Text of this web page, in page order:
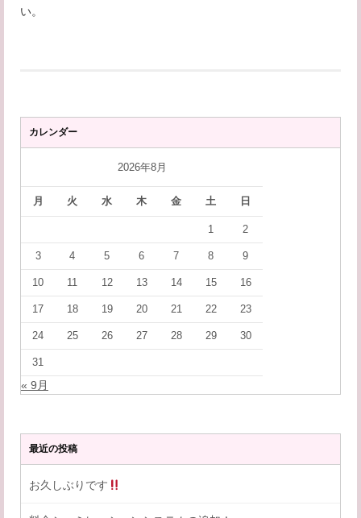
い。
カレンダー
2026年8月
月 火 水 木 金 土 日
1 2
3 4 5 6 7 8 9
10 11 12 13 14 15 16
17 18 19 20 21 22 23
24 25 26 27 28 29 30
31
« 9月
最近の投稿
お久しぶりです